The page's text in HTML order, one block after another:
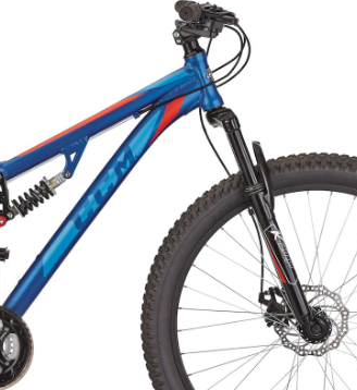
Trailhead
à
double
suspension,
27,5
po